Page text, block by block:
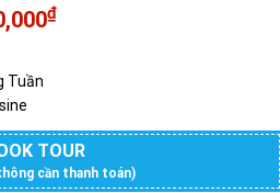
₫
Tuần
TOUR
cần thanh toán)